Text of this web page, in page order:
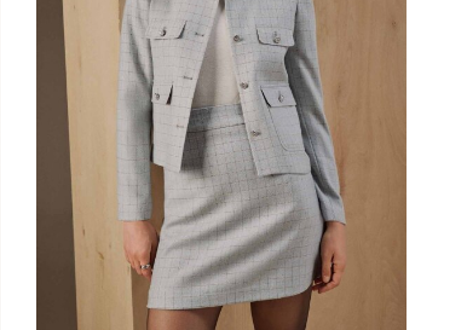
32 34 36 38 40 42 44